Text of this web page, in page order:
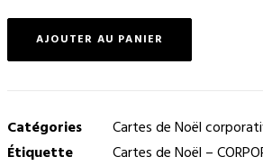
AJOUTER AU PANIER
Catégories Cartes de Noël
Étiquette
Cartes de Noël –